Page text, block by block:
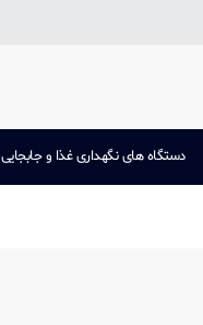
دستگاه های نگهداری غذا و جابجایی